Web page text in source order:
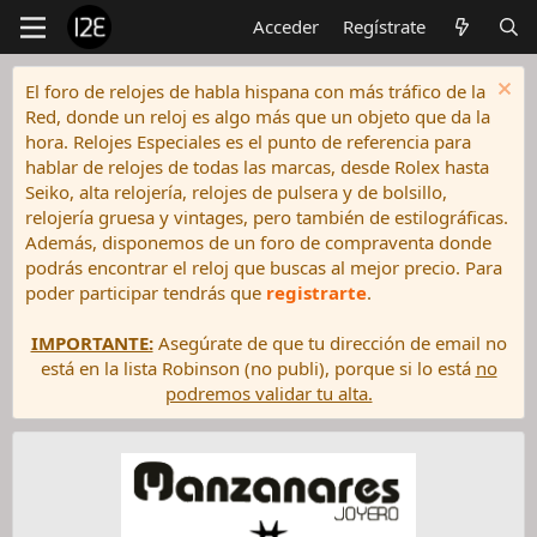
Acceder Regístrate
El foro de relojes de habla hispana con más tráfico de la
Red, donde un reloj es algo más que un objeto que da la
hora. Relojes Especiales es el punto de referencia para
hablar de relojes de todas las marcas, desde Rolex hasta
Seiko, alta relojería, relojes de pulsera y de bolsillo,
relojería gruesa y vintages, pero también de estilográficas.
Además, disponemos de un foro de compraventa donde
podrás encontrar el reloj que buscas al mejor precio. Para
poder participar tendrás que registrarte.
IMPORTANTE:Asegúrate de que tu dirección de email no
está en la lista Robinson (no publi), porque si lo está no
podremos validar tu alta.